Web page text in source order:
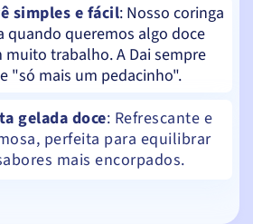
simples e fácil: Nosso coringa
quando queremos algo doce
muito trabalho. A Dai sempre
"só mais um pedacinho".
gelada doce: Refrescante e
perfeita para equilibrar
mais encorpados.